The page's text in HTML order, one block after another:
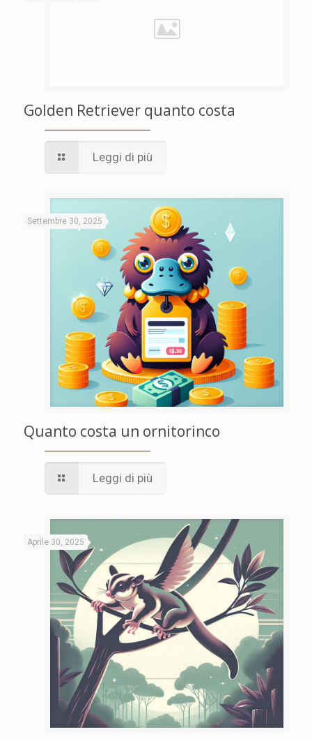
Golden Retriever quanto costa
Leggi di più
Settembre 30, 2025
Quanto costa un ornitorinco
Leggi di più
Aprile 30, 2025